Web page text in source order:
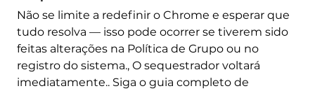
Não se limite a redefinir o Chrome e esperar que
tudo resolva — isso pode ocorrer se tiverem sido
feitas alterações na Política de Grupo ou no
registro do sistema., O sequestrador voltará
imediatamente.. Siga o guia completo de